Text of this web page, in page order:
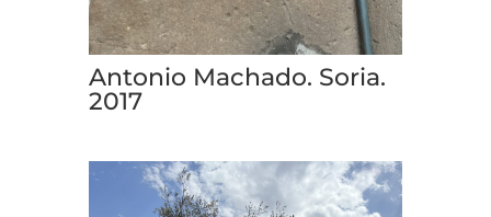
Antonio Machado. Soria.
2017